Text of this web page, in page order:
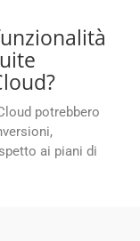
potrebbero
ai piani di